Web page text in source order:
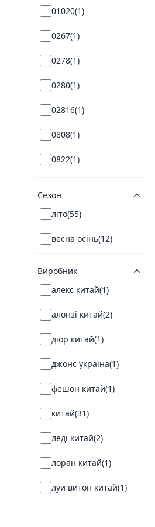
01020(1)
0267(1)
0278(1)
0280(1)
02816(1)
0808(1)
0822(1)
08631(1
Сезон
літо(55)
весна осінь(12)
Виробник
алекс китай(1)
алонзі китай(2)
діор китай(1)
джонс україна(1)
фешон китай(1)
китай(31)
леді китай(2)
лоран китай(1)
луи витон китай(1)